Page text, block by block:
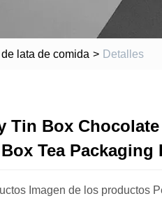
lata de comida > Detalles
Tin Box
Tea Packaging
Imagen de los productos